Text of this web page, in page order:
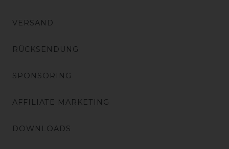
VERSAND
RÜCKSENDUNG
SPONSORING
AFFILIATE MARKETING
DOWNLOADS